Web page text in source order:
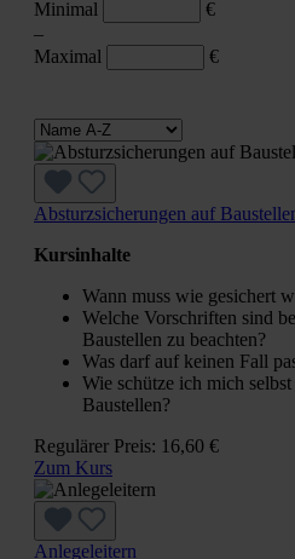
Minimal
€
–
Maximal
€
Absturzsicherungen auf
Kursinhalte
Wann muss wie gesichert
Welche Vorschriften sind
Baustellen zu beachten?
Was darf auf keinen Fall
Wie schütze ich mich
Baustellen?
Regulärer Preis: 16,60 €
Zum Kurs
Anlegeleitern